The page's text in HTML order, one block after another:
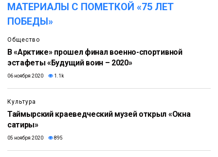
МАТЕРИАЛЫ С ПОМЕТКОЙ «75 ЛЕТ
ПОБЕДЫ»
Общество
В «Арктике» прошел финал военно-спортивной
эстафеты «Будущий воин – 2020»
06 ноября 2020 1.1k
Культура
Таймырский краеведческий музей открыл «Окна
сатиры»
05 ноября 2020 895